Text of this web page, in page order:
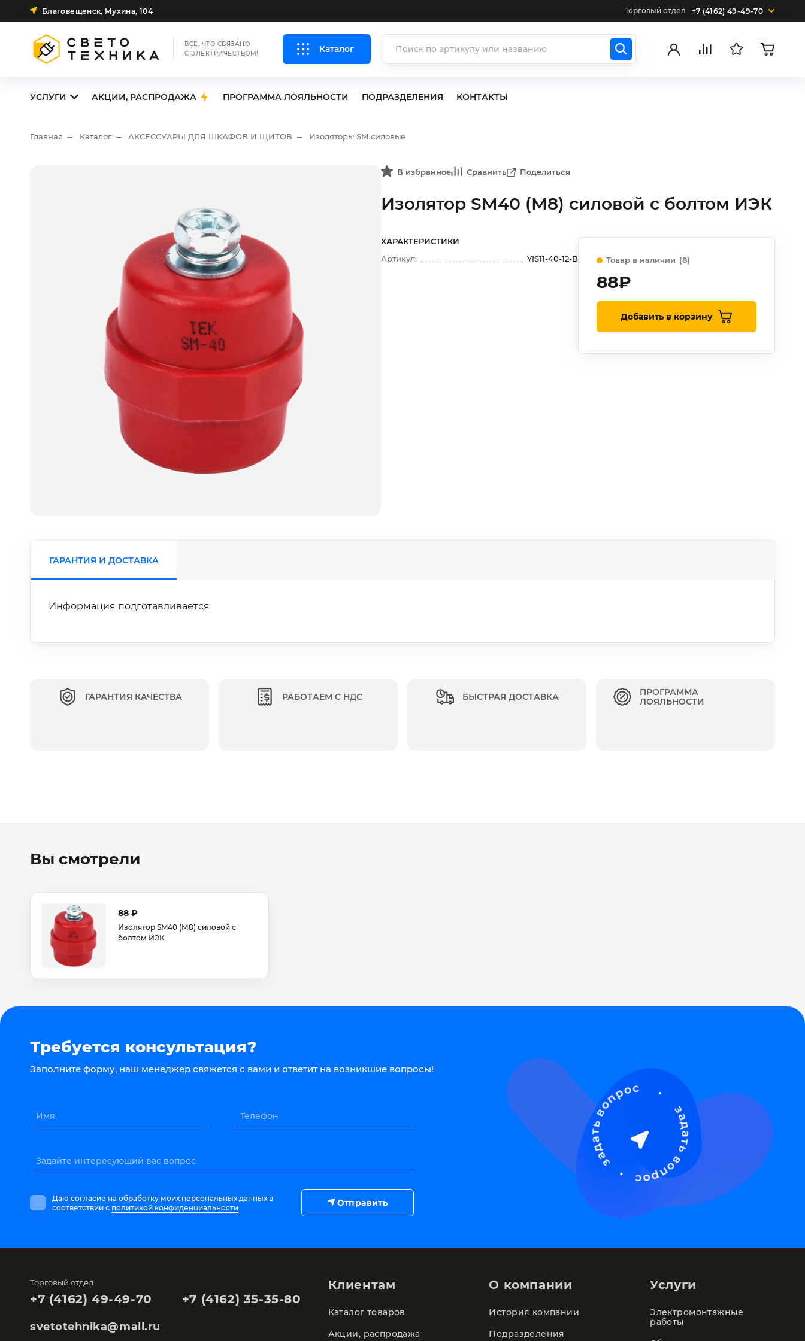
Благовещенск, Мухина, 104 Торговый отдел +7 (4162) 49-49-70
ВСЕ, ЧТО СВЯЗАНО
С ЭЛЕКТРИЧЕСТВОМ!
Каталог
УСЛУГИ АКЦИИ, РАСПРОДАЖА ПРОГРАММА ЛОЯЛЬНОСТИ ПОДРАЗДЕЛЕНИЯ КОНТАКТЫ
Главная Каталог АКСЕССУАРЫ ДЛЯ ШКАФОВ И ЩИТОВ Изоляторы SM силовые
В избранное Сравнить Поделиться
Изолятор SM40 (М8) силовой с болтом ИЭК
ХАРАКТЕРИСТИКИ
Артикул:
YIS11-40-12-B Товар в наличии (8)
88₽
Добавить в корзину
ГАРАНТИЯ И ДОСТАВКА
Информация подготавливается
ГАРАНТИЯ КАЧЕСТВА РАБОТАЕМ С НДС БЫСТРАЯ ДОСТАВКА
ПРОГРАММА
ЛОЯЛЬНОСТИ
Вы смотрели
88 ₽
Изолятор SM40 (М8) силовой с
болтом ИЭК
Требуется консультация?
Заполните форму, наш менеджер свяжется с вами и ответит на возникшие вопросы!
Имя Телефон
Задайте интересующий вас вопрос
Даю согласие на обработку моих персональных данных в
соответствии с политикой конфиденциальности Отправить
Торговый отдел
+7 (4162) 49-49-70 +7 (4162) 35-35-80
svetotehnika@mail.ru
Клиентам
Каталог товаров
Акции, распродажа
О компании
История компании
Подразделения
Услуги
Электромонтажные
работы